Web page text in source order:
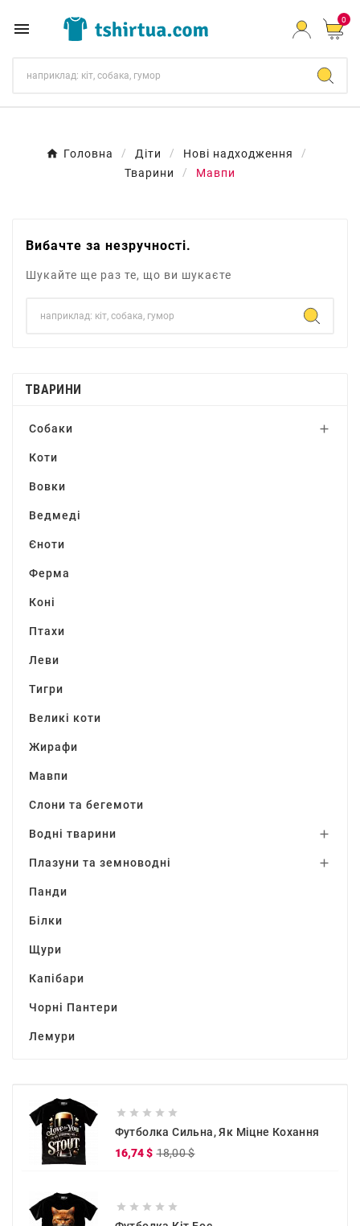
 0
Головна Діти
Нові надходження
Тварини
Мавпи
Вибачте за незручності.
Шукайте ще раз те, що ви шукаєте
ТВАРИНИ
Собаки 
Коти
Вовки
Ведмеді
Єноти
Ферма
Коні
Птахи
Леви
Тигри
Великі коти
Жирафи
Мавпи
Слони та бегемоти
Водні тварини 
Плазуни та земноводні 
Панди
Білки
Щури
Капібари
Чорні Пантери
Лемури
    
Футболка Сильна, Як Міцне Кохання
16,74 $ 18,00 $
    